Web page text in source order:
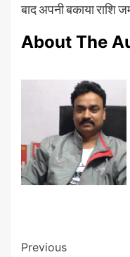
बाद अपनी बकाया राशि
About The
Post
Previous